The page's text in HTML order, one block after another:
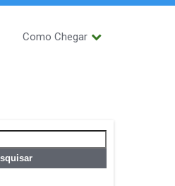
Como Chegar